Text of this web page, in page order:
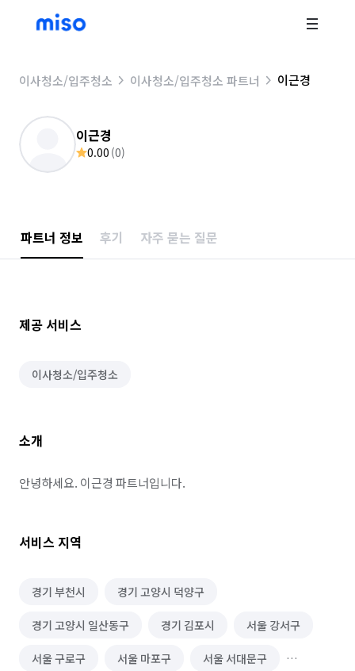
이사청소/입주청소 이사청소/입주청소 파트너 이근경
이근경
0.00 (0)
파트너 정보 후기 자주 묻는 질문
제공 서비스
이사청소/입주청소
소개
안녕하세요. 이근경 파트너입니다.
서비스 지역
경기 부천시 경기 고양시 덕양구
경기 고양시 일산동구 경기 김포시 서울 강서구
서울 구로구 서울 마포구 서울 서대문구